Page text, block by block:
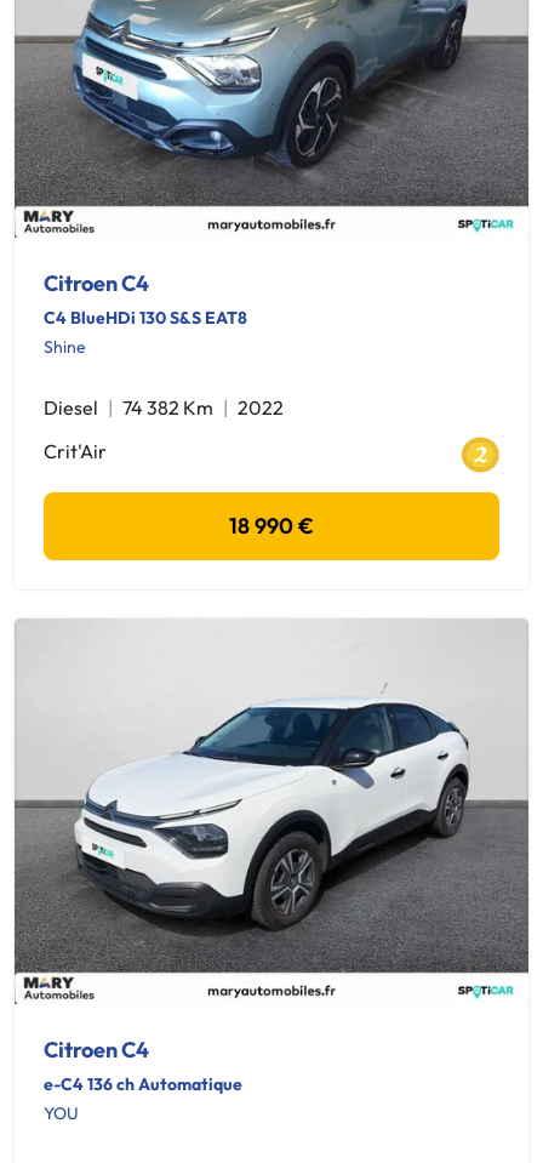
Citroen C4
C4 BlueHDi 130 S&S EAT8
Shine
Diesel 74 382 Km
2022
Crit'Air
18 990 €
Citroen C4
e-C4 136 ch Automatique
YOU